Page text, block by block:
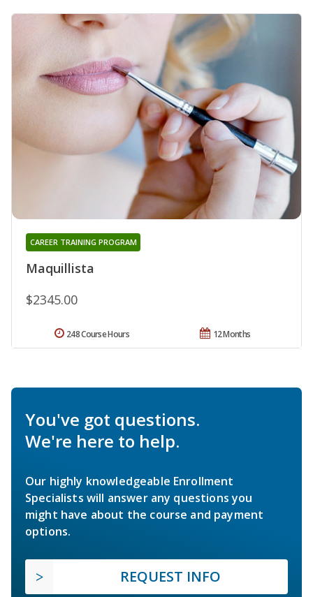
Maquillista
CAREER TRAINING PROGRAM
$2345.00
12 Months
248 Course Hours
You've got questions.
We're here to help.
Our highly knowledgeable Enrollment
Specialists will answer any questions you
might have about the course and payment
options.
REQUEST INFO